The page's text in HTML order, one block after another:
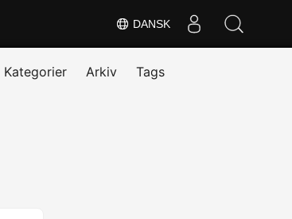
DANSK
Kategorier Arkiv Tags